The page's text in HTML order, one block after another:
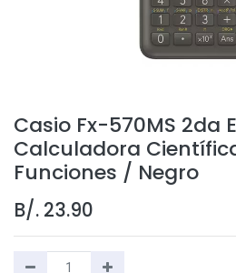
Casio Fx-570MS 2da
Calculadora
Funciones / Negro
B/. 23.90